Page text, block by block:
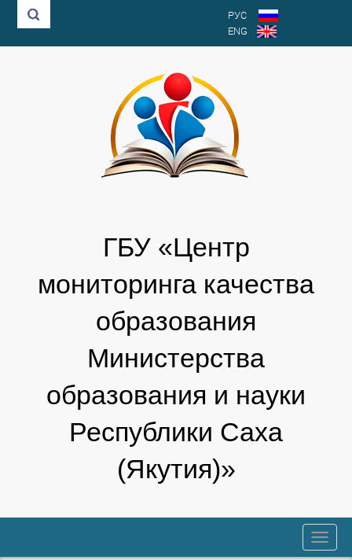
РУС
ENG
ГБУ «Центр
мониторинга качества
образования
Министерства
образования и науки
Республики Саха
(Якутия)»
trk